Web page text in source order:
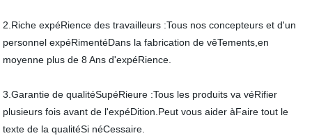
2.Riche expéRience des travailleurs :Tous nos concepteurs et d'un
personnel expéRimentéDans la fabrication de vêTements,en
moyenne plus de 8 Ans d'expéRience.
3.Garantie de qualitéSupéRieure :Tous les produits va véRifier
plusieurs fois avant de l'expéDition.Peut vous aider àFaire tout le
texte de la qualitéSi néCessaire.